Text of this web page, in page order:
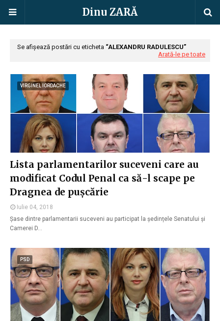
Dinu ZARĂ
Se afișează postări cu eticheta ALEXANDRU RADULESCU
Arată-le pe toate
VIRGINEL IORDACHE
Lista parlamentarilor suceveni care au
modificat Codul Penal ca să-l scape pe
Dragnea de pușcărie
Iulie 04, 2018
Șase dintre parlamentarii suceveni au participat la ședințele Senatului și
Camerei D…
PSD